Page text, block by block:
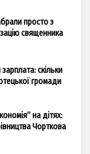
просто з
священника
скільки
громади
на дітях:
Чорткова